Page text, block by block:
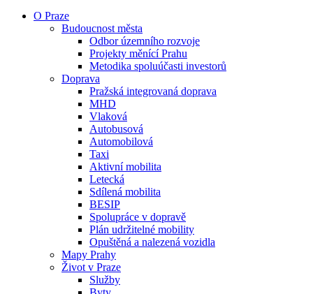
O Praze
Budoucnost města
Odbor územního rozvoje
Projekty měnící Prahu
Metodika spoluúčasti investorů
Doprava
Pražská integrovaná doprava
MHD
Vlaková
Autobusová
Automobilová
Taxi
Aktivní mobilita
Letecká
Sdílená mobilita
BESIP
Spolupráce v dopravě
Plán udržitelné mobility
Opuštěná a nalezená vozidla
Mapy Prahy
Život v Praze
Služby